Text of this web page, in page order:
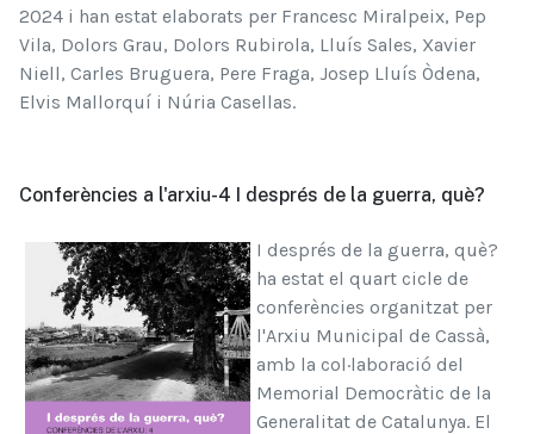
2024 i han estat elaborats per Francesc Miralpeix, Pep
Vila, Dolors Grau, Dolors Rubirola, Lluís Sales, Xavier
Niell, Carles Bruguera, Pere Fraga, Josep Lluís Òdena,
Elvis Mallorquí i Núria Casellas.
Conferències a l'arxiu-4 I després de la guerra, què?
I després de la guerra, què?
ha estat el quart cicle de
conferències organitzat per
l'Arxiu Municipal de Cassà,
amb la col·laboració del
Memorial Democràtic de la
Generalitat de Catalunya. El